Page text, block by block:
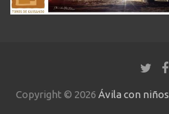
Copyright © 2026 Ávila con niños